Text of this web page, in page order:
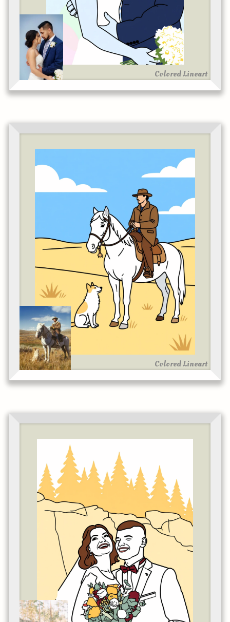
Colored Lineart
Colored Lineart